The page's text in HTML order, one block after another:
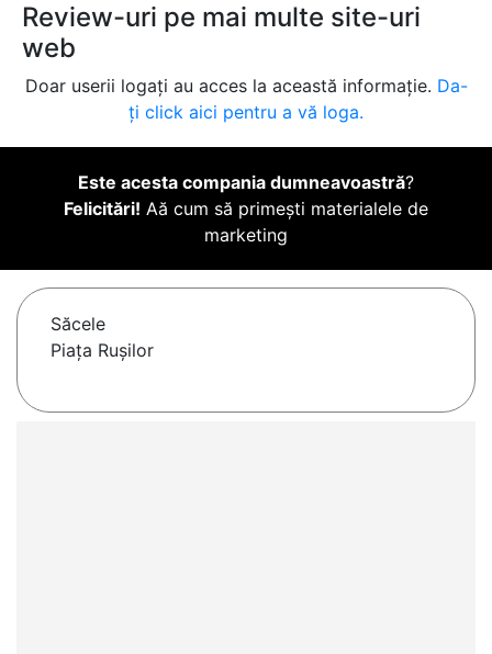
Review-uri pe mai multe site-uri
web
Doar userii logați au acces la această informație. Da-
ți click aici pentru a vă loga.
Este acesta compania dumneavoastră?
Felicitări! Aă cum să primești materialele de
marketing
Săcele
Piaţa Ruşilor